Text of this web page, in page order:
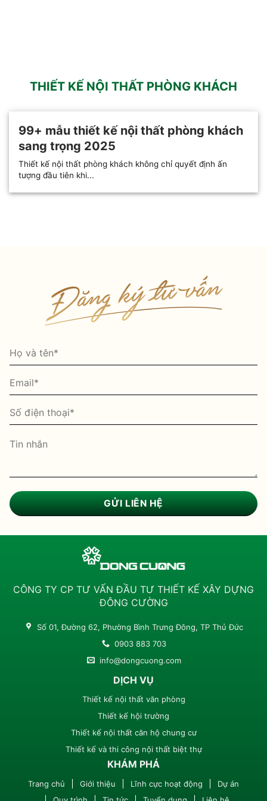
THIẾT KẾ NỘI THẤT PHÒNG KHÁCH
99+ mẫu thiết kế nội thất phòng khách
sang trọng 2025
Thiết kế nội thất phòng khách không chỉ quyết định ấn
tượng đầu tiên khi...
CÔNG TY CP TƯ VẤN ĐẦU TƯ THIẾT KẾ XÂY DỰNG
ĐÔNG CƯỜNG
Số 01, Đường 62, Phường Bình Trưng Đông, TP Thủ Đức
0903 883 703
info@dongcuong.com
DỊCH VỤ
Thiết kế nội thất văn phòng
Thiết kế hội trường
Thiết kế nội thất căn hộ chung cư
Thiết kế và thi công nội thất biệt thự
KHÁM PHÁ
Trang chủ Giới thiệu Lĩnh cực hoạt động
Dự án